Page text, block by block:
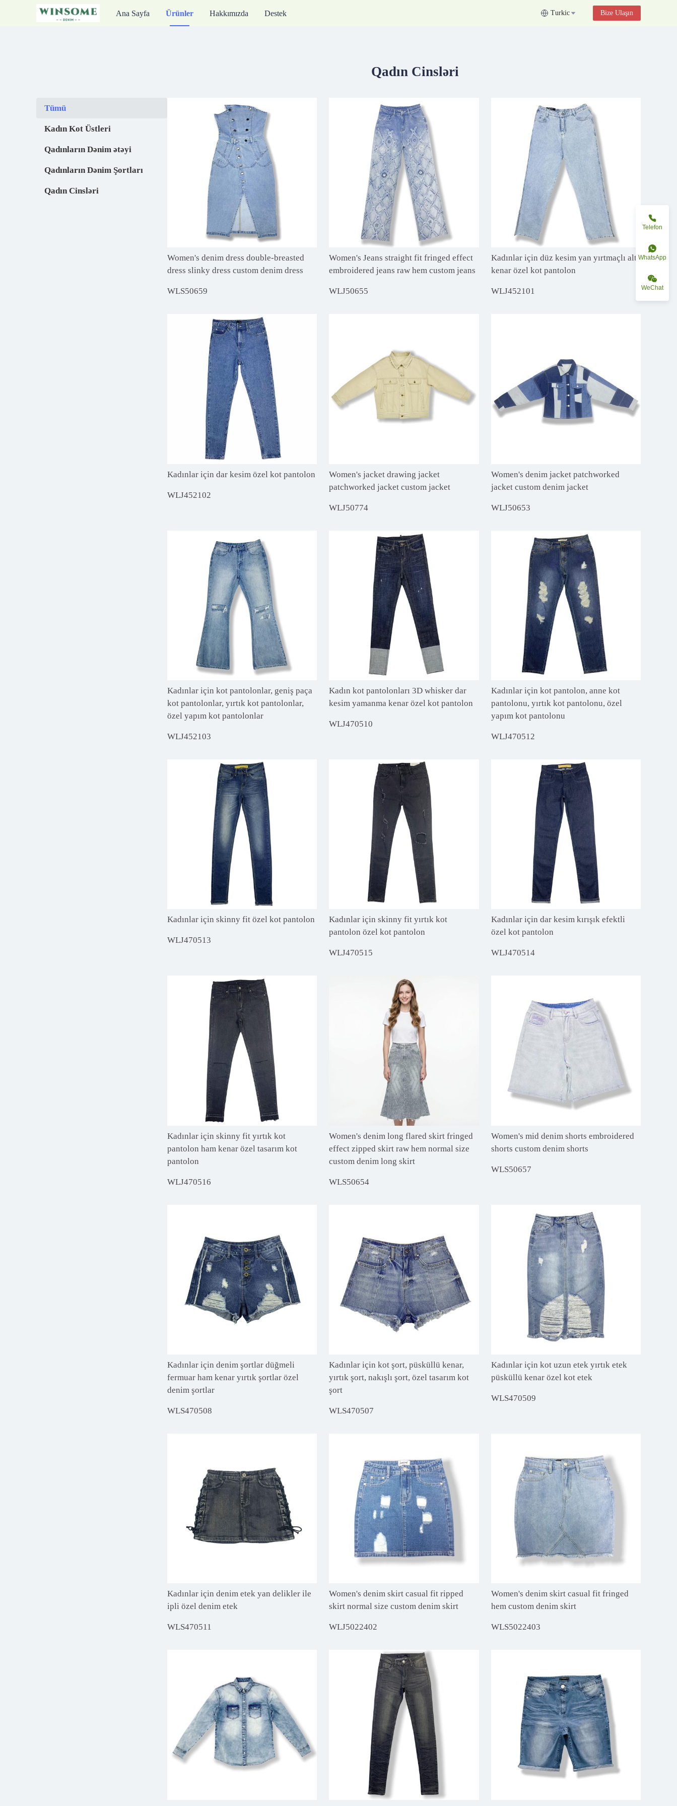
Ana Sayfa Ürünler Hakkımızda Destek Turkic Bize Ulaşın
Qadın Cinsləri
Tümü
Kadın Kot Üstleri
Qadınların Dənim ətəyi Qadınların Dənim ətəyi
Qadınların Dənim Şortları Qadınların Dənim Şortları
Qadın Cinsləri
Women's denim dress double-breasted
dress slinky dress custom denim dress
WLS50659
Women's Jeans straight fit fringed effect
embroidered jeans raw hem custom jeans
WLJ50655
Kadınlar için düz kesim yan yırtmaçlı alt
kenar özel kot pantolon
WLJ452101
Kadınlar için dar kesim özel kot pantolon
WLJ452102
Women's jacket drawing jacket
patchworked jacket custom jacket
WLJ50774
Women's denim jacket patchworked
jacket custom denim jacket
WLJ50653
Kadınlar için kot pantolonlar, geniş paça
kot pantolonlar, yırtık kot pantolonlar,
özel yapım kot pantolonlar
WLJ452103
Kadın kot pantolonları 3D whisker dar
kesim yamanma kenar özel kot pantolon
WLJ470510
Kadınlar için kot pantolon, anne kot
pantolonu, yırtık kot pantolonu, özel
yapım kot pantolonu
WLJ470512
Kadınlar için skinny fit özel kot pantolon
WLJ470513
Kadınlar için skinny fit yırtık kot
pantolon özel kot pantolon
WLJ470515
Kadınlar için dar kesim kırışık efektli
özel kot pantolon
WLJ470514
Kadınlar için skinny fit yırtık kot
pantolon ham kenar özel tasarım kot
pantolon
WLJ470516
Women's denim long flared skirt fringed
effect zipped skirt raw hem normal size
custom denim long skirt
WLS50654
Women's mid denim shorts embroidered
shorts custom denim shorts
WLS50657
Kadınlar için denim şortlar düğmeli
fermuar ham kenar yırtık şortlar özel
denim şortlar
WLS470508
Kadınlar için kot şort, püsküllü kenar,
yırtık şort, nakışlı şort, özel tasarım kot
şort
WLS470507
Kadınlar için kot uzun etek yırtık etek
püsküllü kenar özel kot etek
WLS470509
Kadınlar için denim etek yan delikler ile
ipli özel denim etek
WLS470511
Women's denim skirt casual fit ripped
skirt normal size custom denim skirt
WLJ5022402
Women's denim skirt casual fit fringed
hem custom denim skirt
WLS5022403
Telefon
WhatsApp
WeChat